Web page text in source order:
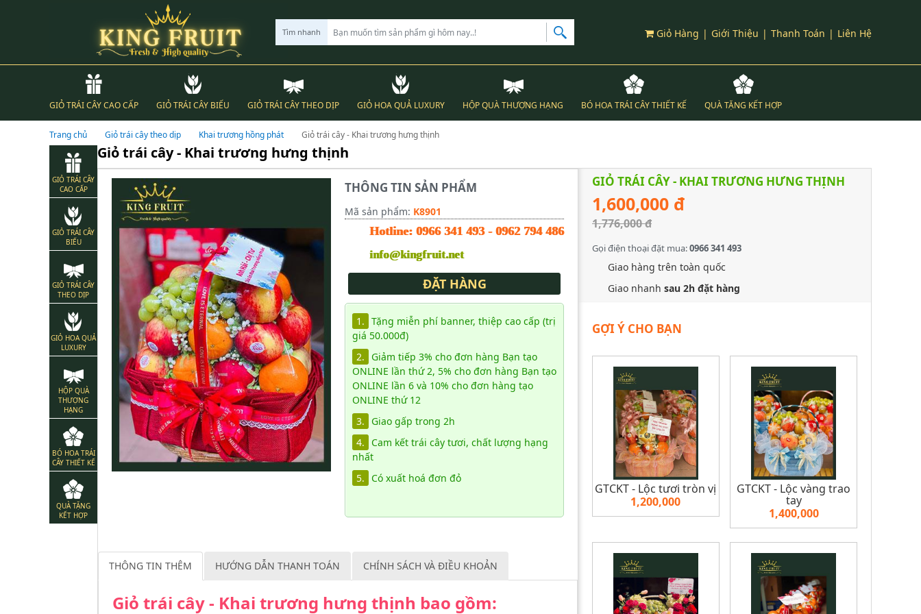
Giỏ Hàng | Giới Thiệu | Thanh Toán | Liên Hệ
Tìm nhanh
GIỎ TRÁI CÂY CAO CẤP GIỎ TRÁI CÂY BIẾU GIỎ TRÁI CÂY THEO DỊP GIỎ HOA QUẢ LUXURY HỘP QUÀ THƯỢNG HẠNG BÓ HOA TRÁI CÂY THIẾT KẾ QUÀ TẶNG KẾT HỢP
Trang chủ Giỏ trái cây theo dịp Khai trương hồng phát Giỏ trái cây - Khai trương hưng thịnh
GIỎ TRÁI CÂY
CAO CẤP
GIỎ TRÁI CÂY
BIẾU
GIỎ TRÁI CÂY
THEO DỊP
GIỎ HOA QUẢ
LUXURY
HỘP QUÀ
THƯỢNG
HẠNG
BÓ HOA TRÁI
CÂY THIẾT KẾ
QUÀ TẶNG
KẾT HỢP
Giỏ trái cây - Khai trương hưng thịnh
THÔNG TIN SẢN PHẨM
Mã sản phẩm: K8901
Hotline: 0966 341 493 - 0962 794 486
info@kingfruit.net
ĐẶT HÀNG
1. Tặng miễn phí banner, thiệp cao cấp (trị
giá 50.000đ)
2.
Giảm tiếp 3% cho đơn hàng Bạn tạo
ONLINE lần thứ 2, 5% cho đơn hàng Bạn tạo
ONLINE lần 6 và 10% cho đơn hàng tạo
ONLINE thứ 12
3.
Giao gấp trong 2h
4.
Cam kết trái cây tươi, chất lượng hạng
nhất
5.
Có xuất hoá đơn đỏ
THÔNG TIN THÊM HƯỚNG DẪN THANH TOÁN CHÍNH SÁCH VÀ ĐIỀU KHOẢN
Giỏ trái cây - Khai trương hưng thịnh bao gồm:
GIỎ TRÁI CÂY - KHAI TRƯƠNG HƯNG THỊNH
1,600,000 đ
1,776,000 đ
Gọi điện thoại đặt mua:0966 341 493
Giao hàng trên toàn quốc
Giao nhanh sau 2h đặt hàng
GỢI Ý CHO BẠN
GTCKT - Lộc tươi tròn vị
1,200,000
GTCKT - Lộc vàng trao
tay
1,400,000